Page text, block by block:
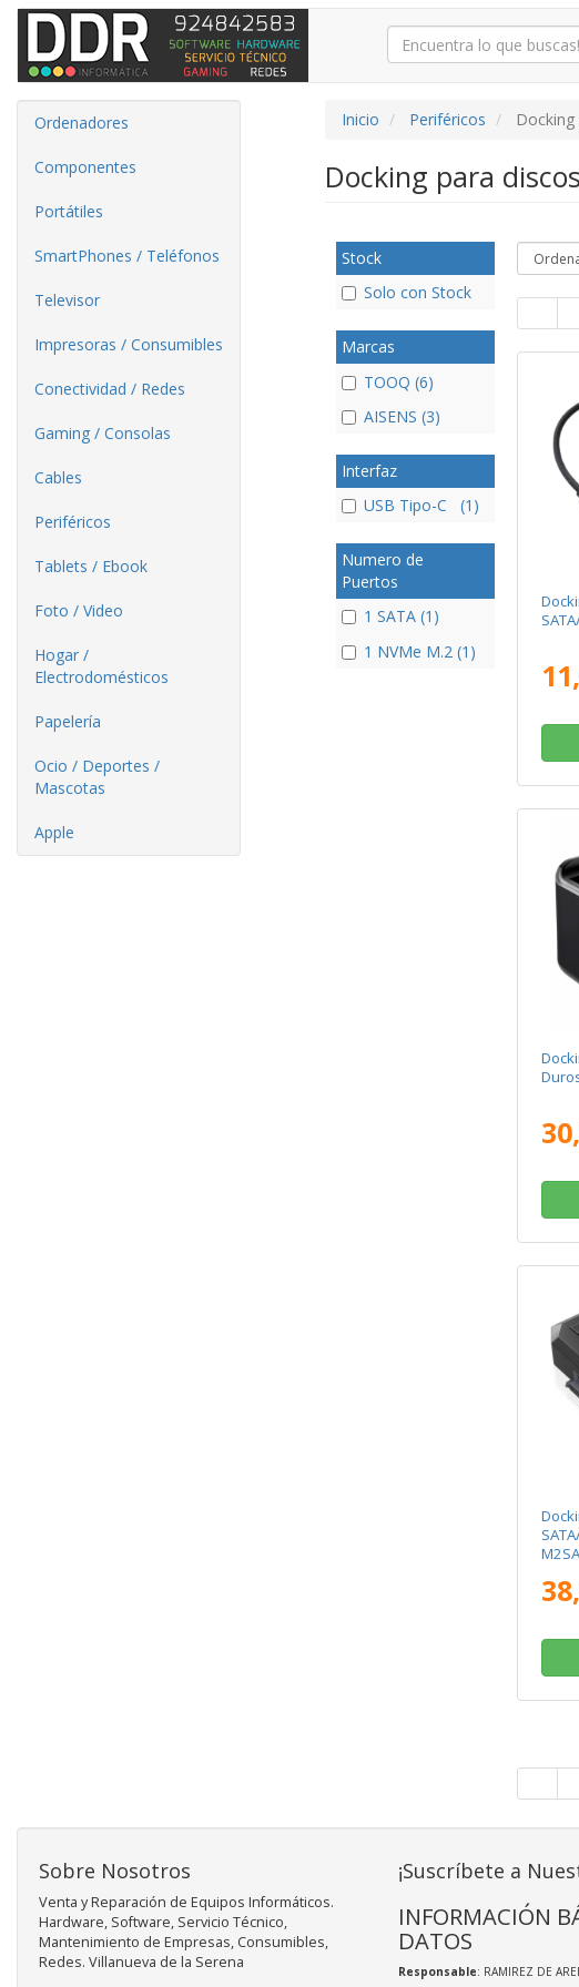
Ordenadores
Componentes
Portátiles
SmartPhones / Teléfonos
Televisor
Impresoras / Consumibles
Conectividad / Redes
Gaming / Consolas
Cables
Periféricos
Tablets / Ebook
Foto / Video
Hogar /
Electrodomésticos
Papelería
Ocio / Deportes /
Mascotas
Apple
Inicio Periféricos
Docking para
Stock
Solo con Stock
Marcas
TOOQ (6)
AISENS (3)
Interfaz
USB Tipo-C (1)
Numero de
Puertos
1 SATA (1)
1 NVMe M.2 (1)
Sobre Nosotros
Venta y Reparación de Equipos Informáticos.
Hardware, Software, Servicio Técnico,
Mantenimiento de Empresas, Consumibles,
Redes. Villanueva de la Serena
¡Suscríbete a
INFORMACIÓN
DATOS
Responsable: RAMIREZ DE